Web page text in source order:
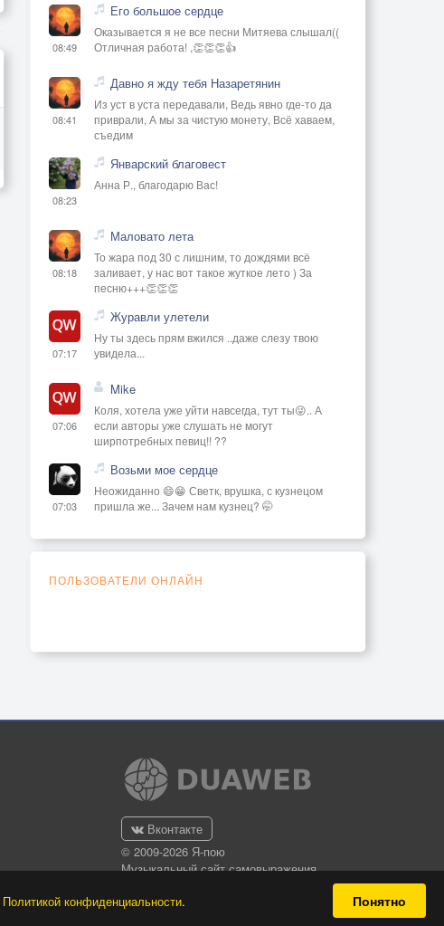
Политикой конфиденциальности. Понятно
08:49
Его большое сердце
Оказывается я не все песни Митяева слышал((
Отличная работа! ,👏👏👏👍
08:41
Давно я жду тебя Назаретянин
Из уст в уста передавали, Ведь явно где-то да
приврали, А мы за чистую монету, Всё хаваем,
съедим
08:23
Январский благовест
Анна Р., благодарю Вас!
08:18
Маловато лета
То жара под 30 с лишним, то дождями всё
заливает, у нас вот такое жуткое лето ) За
песню+++👏👏👏
07:17
Журавли улетели
Ну ты здесь прям вжился ..даже слезу твою
увидела...
07:06
Mike
Коля, хотела уже уйти навсегда, тут ты😜.. А
если авторы уже слушать не могут
ширпотребных певиц!! ??
07:03
Возьми мое сердце
Неожиданно 😄😁 Светк, врушка, с кузнецом
пришла же... Зачем нам кузнец? 🤭
ПОЛЬЗОВАТЕЛИ ОНЛАЙН
Вконтакте
© 2009-2026 Я-пою
Музыкальный сайт самовыражения